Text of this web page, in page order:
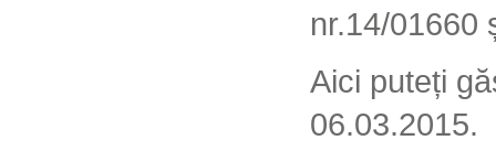
nr.14/01660
Aici puteți
06.03.2015.